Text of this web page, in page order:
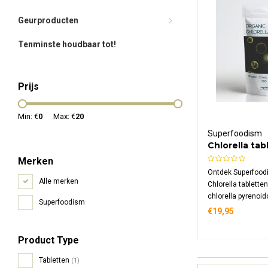
Geurproducten
Tenminste houdbaar tot!
Prijs
Min: €0 Max: €20
Merken
Alle merken
Superfoodism
Product Type
Tabletten (1)
Superfoodism
Chlorella
500mg Bio
Ontdek
Chlorella
chlorella
Deze 100%
veganisten.
€19,95